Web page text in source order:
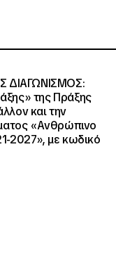
ΔΙΑΓΩΝΙΣΜΟΣ:
της Πράξης
και την
«Ανθρώπινο
2027», με κωδικό